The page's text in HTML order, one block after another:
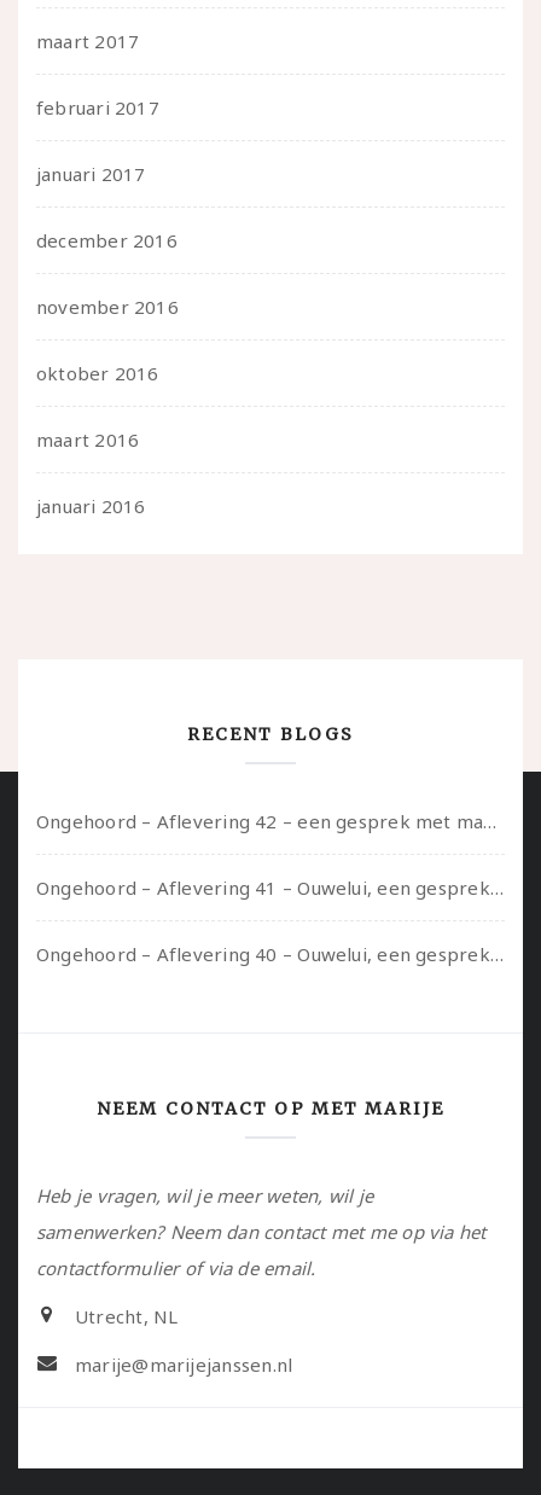
maart 2017
februari 2017
januari 2017
december 2016
november 2016
oktober 2016
maart 2016
januari 2016
RECENT BLOGS
Ongehoord – Aflevering 42 – een gesprek met marijn over seksueel opbloeien, het ouderschap uitvinden en verschillende leeftijden in je mee dragen
Ongehoord – Aflevering 41 – Ouwelui, een gesprek met Marcelle over polyamorie op latere leeftijd, (mantel)zorg voor je partners en seksueel plezier.
Ongehoord – Aflevering 40 – Ouwelui, een gesprek met Sadie Lune over vormende relaties en de geschiedenis van de queer pornobeweging
NEEM CONTACT OP MET MARIJE
Heb je vragen, wil je meer weten, wil je
samenwerken? Neem dan contact met me op via het
contactformulier of via de email.
Utrecht, NL
marije@marijejanssen.nl